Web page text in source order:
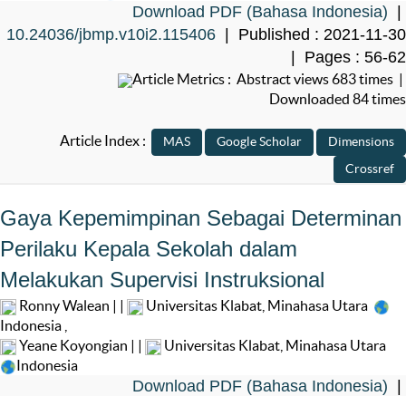
Download PDF (Bahasa Indonesia) |
10.24036/jbmp.v10i2.115406 | Published : 2021-11-30
| Pages : 56-62
Article Metrics : Abstract views 683 times |
Downloaded 84 times
Article Index :
Gaya Kepemimpinan Sebagai Determinan
Perilaku Kepala Sekolah dalam
Melakukan Supervisi Instruksional
Ronny Walean | |
Universitas Klabat, Minahasa Utara
Indonesia
Yeane Koyongian | |
Universitas Klabat, Minahasa Utara
Indonesia
Download PDF (Bahasa Indonesia) |